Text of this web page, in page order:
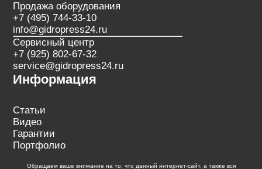
Продажа оборудования
+7 (495) 744-33-10
info@gidropress24.ru
Сервисный центр
+7 (925) 802-67-32
service@gidropress24.ru
Информация
Статьи
Видео
Гарантии
Портфолио
Обращаем ваше внимание на то, что данный интернет-сайт, а также вся